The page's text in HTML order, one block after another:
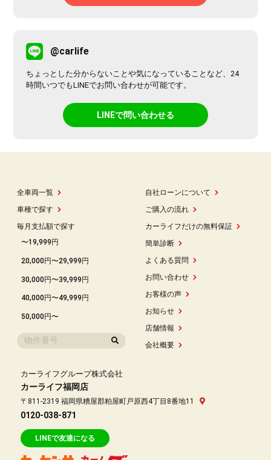
@carlife
ちょっとした分からないことや気になっていることなど、24
時間いつでもLINEでお問い合わせが可能です。
LINEで問い合わせる
全車両一覧
車種で探す
毎月支払額で探す
〜19,999円
20,000円〜29,999円
30,000円〜39,999円
40,000円〜49,999円
50,000円〜
自社ローンについて
ご購入の流れ
カーライフだけの無料保証
簡単診断
よくある質問
お問い合わせ
お客様の声
お知らせ
店舗情報
会社概要
カーライフグループ株式会社
カーライフ福岡店
〒811-2319 福岡県糟屋郡粕屋町戸原西4丁目8番地11
0120-038-871
LINEで友達になる